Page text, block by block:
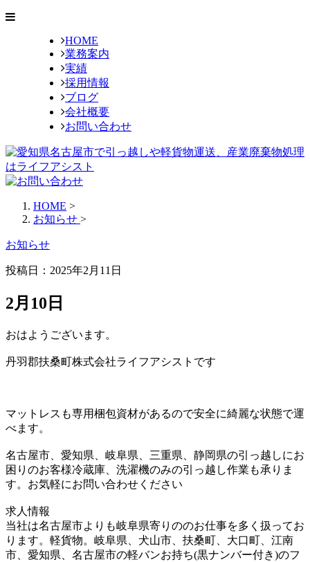
HOME
業務案内
実績
採用情報
ブログ
会社概要
お問い合わせ
HOME >
お知らせ >
お知らせ
投稿日：2025年2月11日
2月10日
おはようございます。
丹羽郡扶桑町株式会社ライフアシストです
マットレスも専用梱包資材があるので安全に綺麗な状態で運
べます。
名古屋市、愛知県、岐阜県、三重県、静岡県の引っ越しにお
困りのお客様冷蔵庫、洗濯機のみの引っ越し作業も承りま
す。お気軽にお問い合わせください
求人情報
当社は名古屋市よりも岐阜県寄りののお仕事を多く扱ってお
ります。軽貨物。岐阜県、犬山市、扶桑町、大口町、江南
市、愛知県、名古屋市の軽バンお持ち(黒ナンバー付き)のフ